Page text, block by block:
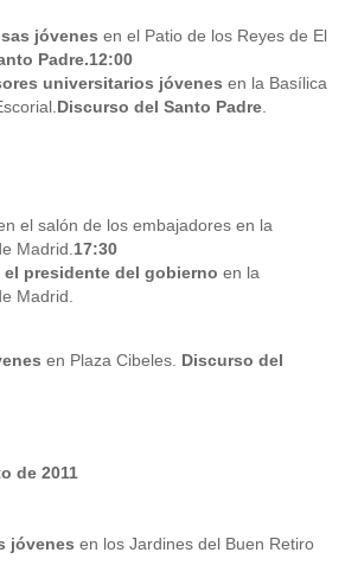
jóvenes en el Patio de los Reyes de El
Padre.12:00
universitarios jóvenes en la Basílica
Discurso del Santo Padre
el salón de los embajadores en la
Madrid. 17:30
presidente del gobierno en la
Madrid.
en Plaza Cibeles. Discurso del
de 2011
jóvenes en los Jardines del Buen Retiro